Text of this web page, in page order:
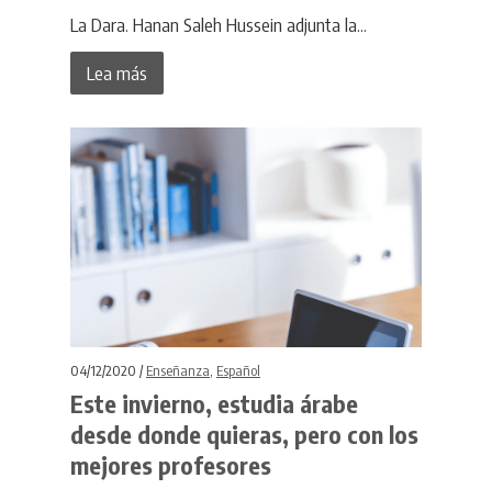
La Dara. Hanan Saleh Hussein adjunta la...
Lea más
04/12/2020 /Enseñanza, Español
Este invierno, estudia árabe
desde donde quieras, pero con los
mejores profesores